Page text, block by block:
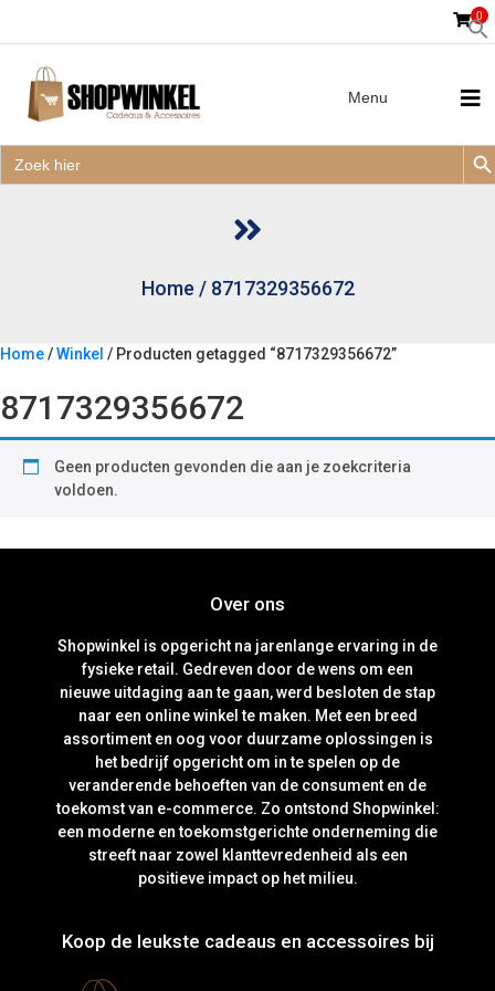
naar:
0
Zoek
naar:
Menu
Home / 8717329356672
Home/Winkel / Producten getagged “8717329356672”
8717329356672
Geen producten gevonden die aan je zoekcriteria
voldoen.
Over ons
Shopwinkel is opgericht na jarenlange ervaring in de
fysieke retail. Gedreven door de wens om een
nieuwe uitdaging aan te gaan, werd besloten de stap
naar een online winkel te maken. Met een breed
assortiment en oog voor duurzame oplossingen is
het bedrijf opgericht om in te spelen op de
veranderende behoeften van de consument en de
toekomst van e-commerce. Zo ontstond Shopwinkel:
een moderne en toekomstgerichte onderneming die
streeft naar zowel klanttevredenheid als een
positieve impact op het milieu.
Koop de leukste cadeaus en accessoires bij